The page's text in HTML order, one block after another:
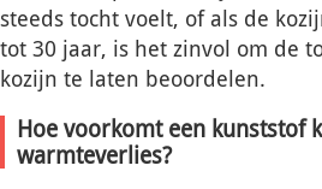
steeds tocht voelt, of als de
tot 30 jaar, is het zinvol om de
kozijn te laten beoordelen.
Hoe voorkomt een kunststof
warmteverlies?